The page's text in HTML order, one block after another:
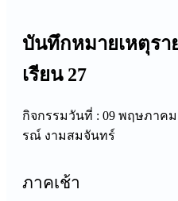
บันทึกหมายเหตุรา
เรียน 27
กิจกรรมวันที่ : 09 พฤษภาคม
รณ์ งามสมจันทร์
ภาคเช้า